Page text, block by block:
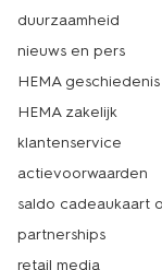
duurzaamheid
nieuws en pers
HEMA geschiedenis
HEMA zakelijk
klantenservice
actievoorwaarden
saldo cadeaukaart
partnerships
retail media